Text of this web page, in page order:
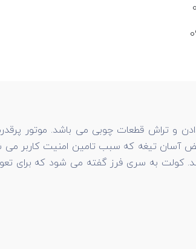
شفت جهت تعویض آسان تیغه که سبب تامین امنیت
ظرفیت قطر کولت مناسب این فرز نجاری 6،8 و 12 میلی متر می باشد. کولت به